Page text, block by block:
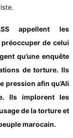
appellent les
de celui
qu’une enquête
de torture. Ils
pression afin qu’Ali
Ils implorent les
de la torture et
marocain.